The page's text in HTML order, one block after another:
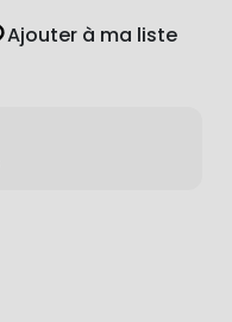
Ajouter à ma liste